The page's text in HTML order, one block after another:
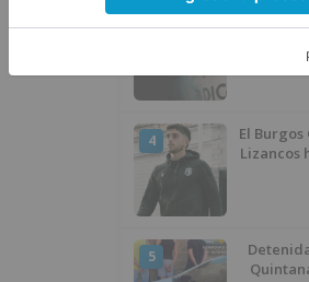
3
4
El Burgos
Lizancos
5